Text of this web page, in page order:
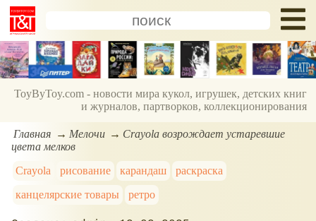
ToyByToy.com - новости мира кукол, игрушек, детских книг
и журналов, партворков, коллекционирования
Главная Мелочи
Crayola возрождает устаревшие
цвета мелков
Crayola
рисование карандаш
раскраска
канцелярские товары
ретро